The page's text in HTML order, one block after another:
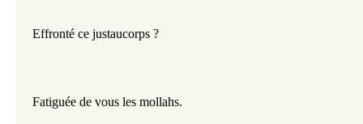
Effronté ce justaucorps ?
Fatiguée de vous les mollahs.